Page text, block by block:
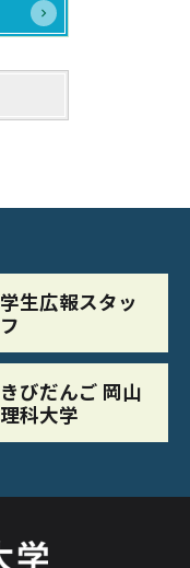
学生広報スタッ
フ
きびだんご 岡山
理科大学